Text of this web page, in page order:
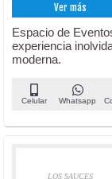
Ver más
Espacio de
experiencia
moderna.
Celular Whatsapp
LOS SAUCES